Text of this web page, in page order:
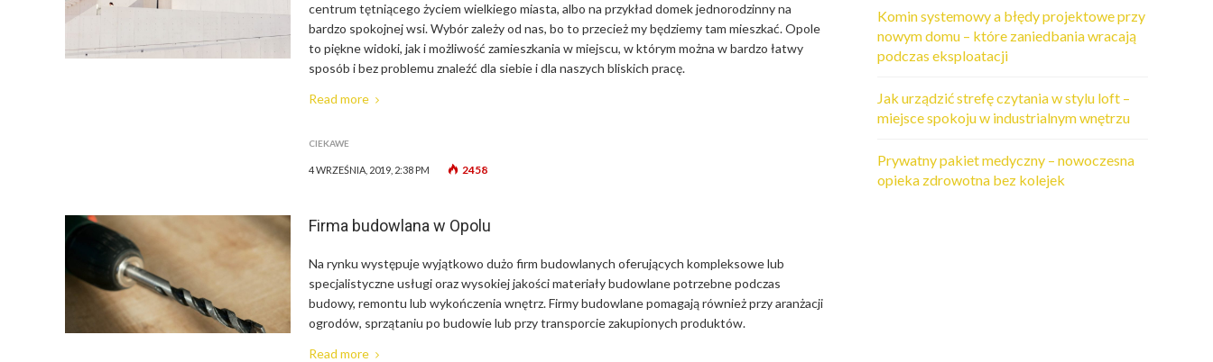
centrum tętniącego życiem wielkiego miasta, albo na przykład domek jednorodzinny na
bardzo spokojnej wsi. Wybór zależy od nas, bo to przecież my będziemy tam mieszkać. Opole
to piękne widoki, jak i możliwość zamieszkania w miejscu, w którym można w bardzo łatwy
sposób i bez problemu znaleźć dla siebie i dla naszych bliskich pracę.
Read more
CIEKAWE
4 WRZEŚNIA, 2019, 2:38 PM 2458
Firma budowlana w Opolu
Na rynku występuje wyjątkowo dużo firm budowlanych oferujących kompleksowe lub
specjalistyczne usługi oraz wysokiej jakości materiały budowlane potrzebne podczas
budowy, remontu lub wykończenia wnętrz. Firmy budowlane pomagają również przy aranżacji
ogrodów, sprzątaniu po budowie lub przy transporcie zakupionych produktów.
Read more
Komin systemowy a błędy projektowe przy
nowym domu – które zaniedbania wracają
podczas eksploatacji
Jak urządzić strefę czytania w stylu loft –
miejsce spokoju w industrialnym wnętrzu
Prywatny pakiet medyczny – nowoczesna
opieka zdrowotna bez kolejek